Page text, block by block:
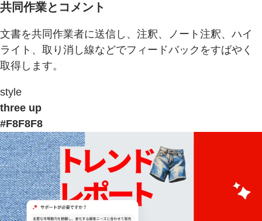
共同作業とコメント
文書を共同作業者に送信し、注釈、ノート注釈、ハイ
ライト、取り消し線などでフィードバックをすばやく
取得します。
style
three up
#F8F8F8